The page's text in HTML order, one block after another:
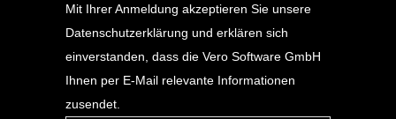
Mit Ihrer Anmeldung akzeptieren Sie unsere
Datenschutzerklärung und erklären sich
einverstanden, dass die Vero Software GmbH
Ihnen per E-Mail relevante Informationen
zusendet.